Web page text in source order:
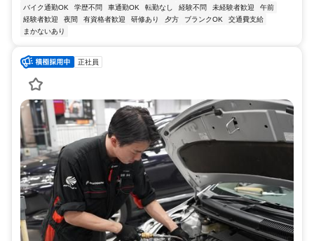
バイク通勤OK
学歴不問 車通勤OK 転勤なし 経験不問 未経験者歓迎
午前
経験者歓迎
夜間 有資格者歓迎 研修あり 夕方 ブランクOK
交通費支給
まかないあり
正社員